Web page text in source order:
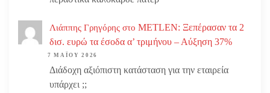
Λιάππης Γρηγόρης στο METLEN: Ξεπέρασαν τα 2
δισ. ευρώ τα έσοδα α’ τριμήνου – Αύξηση 37%
7 ΜΑΪ́ΟΥ 2026
Διάδοχη αξιόπιστη κατάσταση για την εταιρεία
υπάρχει ;;